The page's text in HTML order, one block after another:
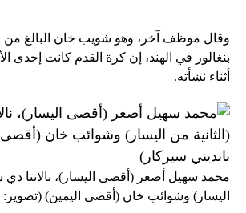
بنغالور في الهند، إن كرة القدم كانت إحدى
أثناء نشأته.
محمد سهيل أصغر (أقصى اليسار)، نالانتا دي
اليسار) وشوائب خان (أقصى اليمين) (تصوير: